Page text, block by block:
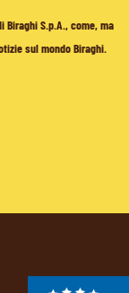
S.p.A., come, ma
sul mondo Biraghi.